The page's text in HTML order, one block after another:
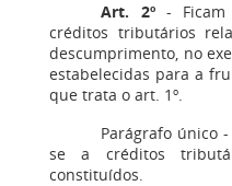
Art. 2º- Ficam
créditos tributários
descumprimento, no
estabelecidas para a
que trata o art. 1º.
Parágrafo único
se a créditos
constituídos.